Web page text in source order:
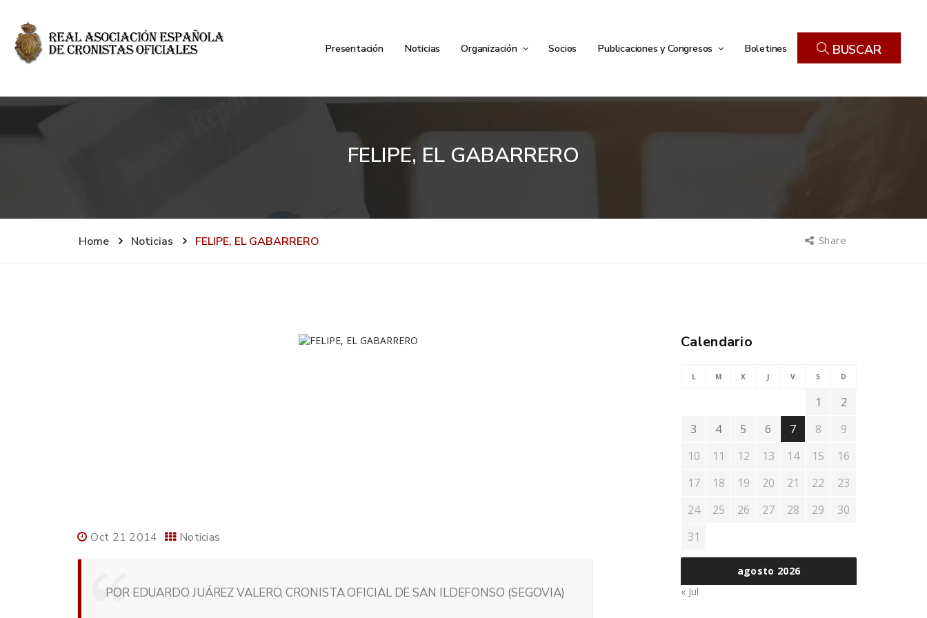
Presentación Noticias Organización Socios Publicaciones y Congresos Boletines BUSCAR
FELIPE, EL GABARRERO
Home Noticias FELIPE, EL GABARRERO Share
Oct 21 2014 Noticias
POR EDUARDO JUÁREZ VALERO, CRONISTA OFICIAL DE SAN ILDEFONSO (SEGOVIA)
Calendario
agosto 2026
L M X J V S D
1
2
3
4 5 6 7 8
9
10
11 12 13 14 15
16
17
18 19 20 21 22
23
24
25 26 27 28 29
30
31
« Jul